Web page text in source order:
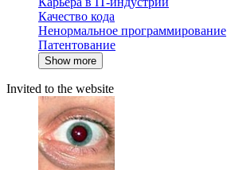
Качество кода
Ненормальное программирование
Патентование
Show more
Invited to the website